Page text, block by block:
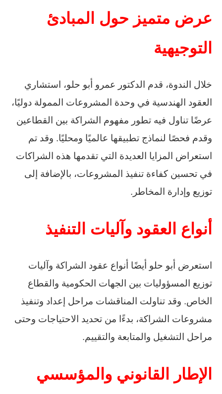
عرض متميز حول المبادئ
التوجيهية
خلال الندوة، قدم الدكتور عمرو أبو حلو، استشاري
العقود الهندسية في وحدة المشروعات الممولة دوليًا،
عرضًا تناول فيه تطور مفهوم الشراكة بين القطاعين
وقدم فحصًا لنماذج تطبيقها عالميًا ومحليًا. وقد تم
استعراض المزايا العديدة التي تقدمها هذه الشراكات
في تحسين كفاءة تنفيذ المشروعات، بالإضافة إلى
توزيع وإدارة المخاطر.
أنواع العقود وآليات التنفيذ
استعرض أبو حلو أيضًا أنواع عقود الشراكة وآليات
توزيع المسؤوليات بين الجهات الحكومية والقطاع
الخاص. وقد تناولت المناقشات مراحل إعداد وتنفيذ
مشروعات الشراكة، بدءًا من تحديد الاحتياجات وحتى
مراحل التشغيل والمتابعة والتقييم.
الإطار القانوني والمؤسسي